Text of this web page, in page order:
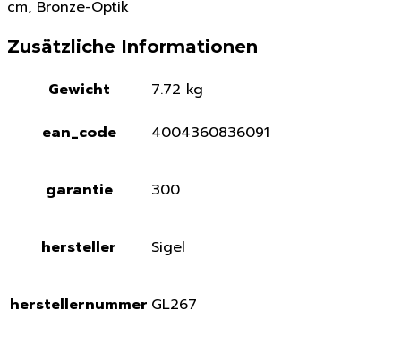
cm, Bronze-Optik
Zusätzliche Informationen
Gewicht
7.72 kg
ean_code
4004360836091
garantie 300
hersteller Sigel
herstellernummer GL267